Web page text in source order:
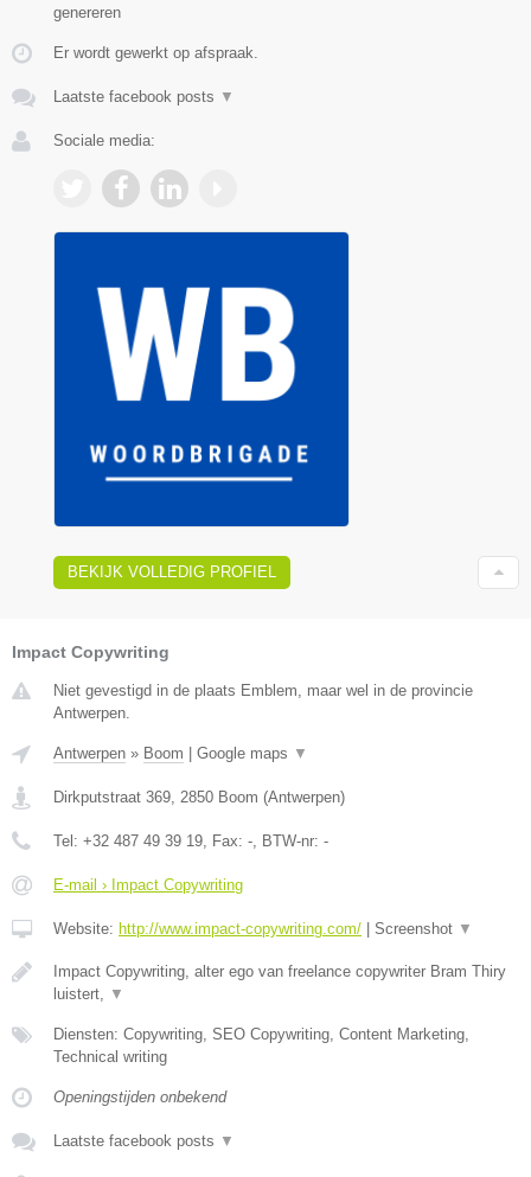
genereren
Er wordt gewerkt op afspraak.
Laatste facebook posts ▼
Sociale media:
BEKIJK VOLLEDIG PROFIEL
Impact Copywriting
Niet gevestigd in de plaats Emblem, maar wel in de provincie
Antwerpen.
Antwerpen » Boom | Google maps ▼
Dirkputstraat 369 2850 Boom (Antwerpen)
Tel: +32 487 49 39 19 , Fax: - , BTW-nr: -
E-mail › Impact Copywriting
Website: http://www.impact-copywriting.com/ | Screenshot ▼
Impact Copywriting, alter ego van freelance copywriter Bram Thiry
luistert,
▼
Diensten: Copywriting, SEO Copywriting, Content Marketing,
Technical writing
Openingstijden onbekend
Laatste facebook posts ▼